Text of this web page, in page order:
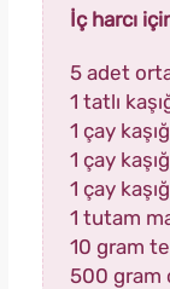
İç harcı
5 adet
1 tatlı
1 çay
1 çay
1 çay
1 tutam
10 gram
500 gram